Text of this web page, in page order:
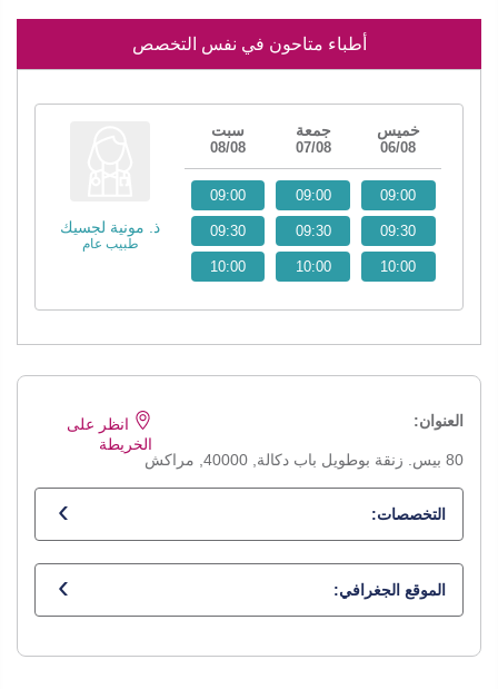
أطباء متاحون في نفس التخصص
ذ. مونية لجسيك
طبيب عام
خميس
06/08
جمعة
07/08
سبت
08/08
09:00
09:30
10:00
09:00
09:30
10:00
09:00
09:30
10:00
العنوان:
80 بيس. زنقة بوطويل باب دكالة, 40000, مراكش
انظر على
الخريطة
التخصصات:
طبيب عام
الموقع الجغرافي: